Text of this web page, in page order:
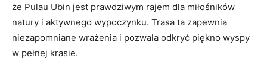
że Pulau ​Ubin jest prawdziwym rajem dla miłośników
natury i aktywnego wypoczynku. Trasa ta zapewnia
niezapomniane‍ wrażenia i pozwala odkryć piękno⁢ wyspy
w⁤ pełnej​ krasie.